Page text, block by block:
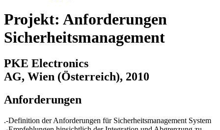
Projekt: Anforderungen
Sicherheitsmanagement
PKE Electronics
AG, Wien (Österreich), 2010
Anforderungen
.-Definition der Anforderungen für Sicherheitsmanagement System